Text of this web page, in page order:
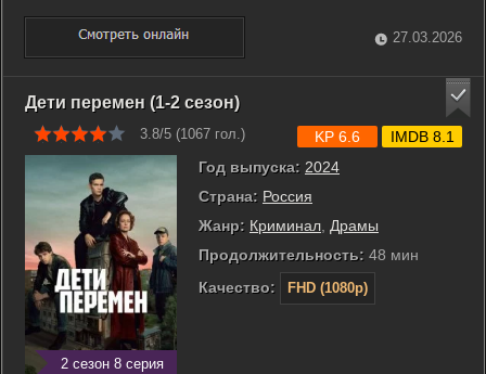
рано сталкивается с внешним миром и его правилами.
Стремление к свободе уводит мальчика далеко от дома. Он
попадает в театр, ...
27.03.2026
Дети перемен (1-2 сезон)
3.8/5 (1067 гол.)
2 сезон 8 серия
Год выпуска: 2024
Страна: Россия
Жанр: Криминал Драмы
Продолжительность: 48 мин
Качество:
FHD (1080p)
KP 6.6 IMDB 8.1